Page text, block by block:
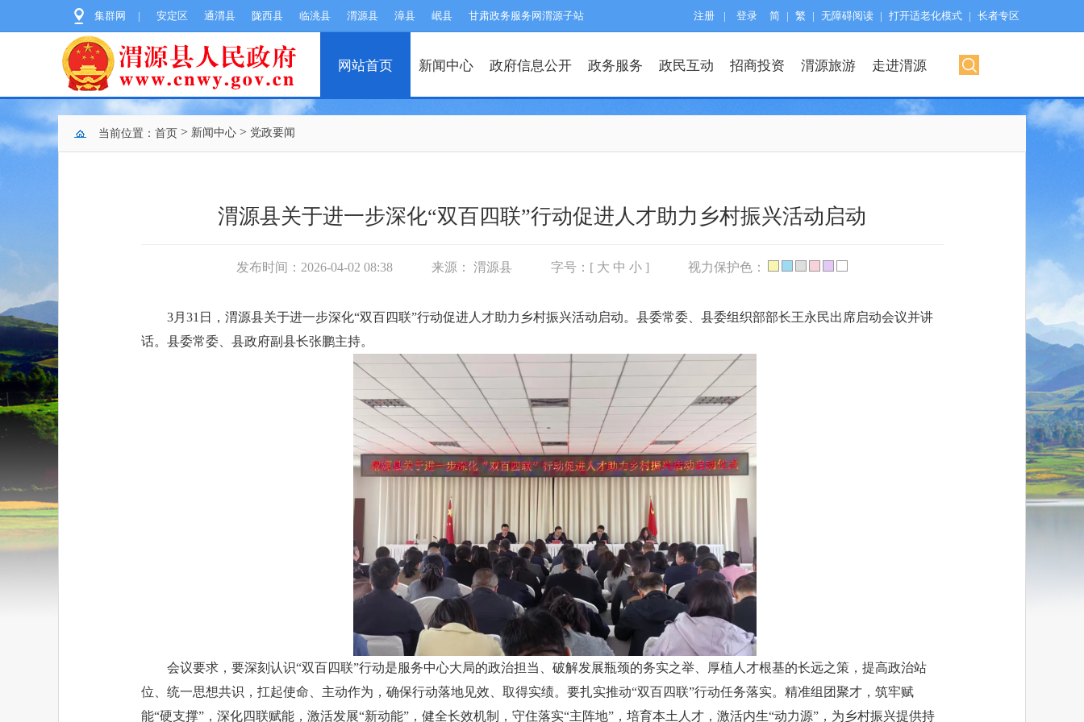
集群网 | 安定区 通渭县 陇西县 临洮县 渭源县 漳县 岷县 甘肃政务服务网渭源子站 注册 | 登录 简 | 繁 | 无障碍阅读 | 打开适老化模式 | 长者专区
网站首页 新闻中心 政府信息公开 政务服务 政民互动 招商投资 渭源旅游 走进渭源
当前位置： 首页 > 新闻中心 > 党政要闻
渭源县关于进一步深化“双百四联”行动促进人才助力乡村振兴活动启动
发布时间：2026-04-02 08:38 来源： 渭源县 字号：[ 大 中 小 ] 视力保护色：
3月31日，渭源县关于进一步深化“双百四联”行动促进人才助力乡村振兴活动启动。县委常委、县委组织部部长王永民出席启动会议并讲
话。县委常委、县政府副县长张鹏主持。
会议要求，要深刻认识“双百四联”行动是服务中心大局的政治担当、破解发展瓶颈的务实之举、厚植人才根基的长远之策，提高政治站
位、统一思想共识，扛起使命、主动作为，确保行动落地见效、取得实绩。要扎实推动“双百四联”行动任务落实。精准组团聚才，筑牢赋
能“硬支撑”，深化四联赋能，激活发展“新动能”，健全长效机制，守住落实“主阵地”，培育本土人才，激活内生“动力源”，为乡村振兴提供持